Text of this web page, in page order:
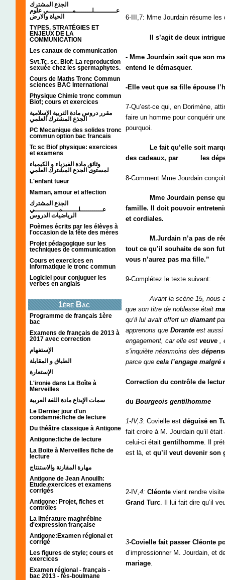
الجذع المشترك
عـــــــــــلــــــــمــــــــــــي علوم
الحياة والارض
TYPES, STRATÉGIES ET
ENJEUX DE LA
COMMUNICATION
Les canaux de communication
Svt.Tc. sc. Biof: La reproduction
sexuée chez les spermaphytes.
Cours de Maths Tronc Commun
sciences BAC International
Physique Chimie tronc commun
Biof; cours et exercices
مقرر دروس مادة التربية الإسلامية
الجذع المشترك العلمي
PC Mecanique des solides tronc
commun option bac francais
Tc sc Biof physique: exercices
et examens
وثائق مادة الفيزياء و الكيمياء
L'enfant tueur
Maman, amour et affection
الجذع المشترك
عـــــــــــلــــــــمــــــــــــي
الرياضيات الدروس
Poèmes écrits par les élèves à
l'occasion de la fête des mères
Projet pédagogique sur les
techniques de communication
Cours et exercices en
informatique le tronc commun
Logiciel pour conjuguer les
verbes en anglais
1ère Bac
Programme de français 1ère
bac
Examens de français de 2013 à
2017 avec correction
الإستفهام
الطباق و المقابلة
الإستعارة
L'ironie dans La Boîte à
Merveilles
سمات الإبداع مادة اللغة العربية
Le Dernier jour d'un
condamné:fiche de lecture
Du théâtre classique à Antigone
Antigone:fiche de lecture
La Boite à Merveilles fiche de
lecture
مهارة المقارنة والاستنتاج
Antigone de Jean Anouilh:
Etude,exercices et examens
corrigés
Antigone: Projet, fiches et
contrôles
La littérature maghrébine
d'expression française
Antigone:Examen régional et
corrigé
Les figures de style; cours et
exercices
Examen régional - français -
bac 2013 - fès-boulmane
6-III,7: Mme Jourdain résume
Il s’agit de deux intrigues
- Mme Jourdain sait que son
entend le démasquer.
-Elle veut que sa fille épouse
7-Qu’est-ce qui, en Dorimène,
faire un homme pour conquérir
pourquoi.
Le fait qu’elle soit
des cadeaux, par les
8-Comment Mme Jourdain
Mme Jourdain pense qu’il
famille. Il doit pouvoir
et cordiales.
M.Jurdain n’a pas de
tout ce qu’il souhaite de son
vous n’aurez pas ma fille.”
9-Complétez le texte suivant:
Avant la scène 15, nous
que son titre de noblesse était
qu’il lui avait offert un diamant
apprenons que Dorante est aussi
engagement, car elle est veuve ,
s’inquiète néanmoins des
parce que cela l’engage malgré
Correction du contrôle de
du Bourgeois gentilhomme
1-IV,3: Covielle est déguisé en
fait croire à M. Jourdain qu’il
celui-ci était gentilhomme . Il
est là, et qu’il veut devenir son
2-IV,4: Cléonte vient rendre
Grand Turc. Il lui fait dire qu’il
3-Covielle fait passer Cléonte
d’impressionner M. Jourdain, et
mariage